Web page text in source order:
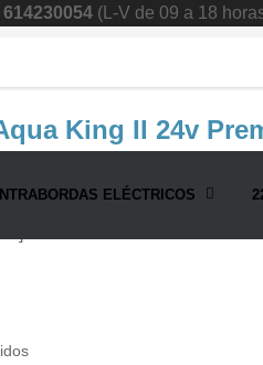
614230054 (L-V de 09 a 18
INTRABORDAS ELÉCTRICOS
King II 24v